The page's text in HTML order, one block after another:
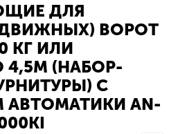
ДЛЯ
ВОРОТ
КГ ИЛИ
(НАБОР-
С
AN-